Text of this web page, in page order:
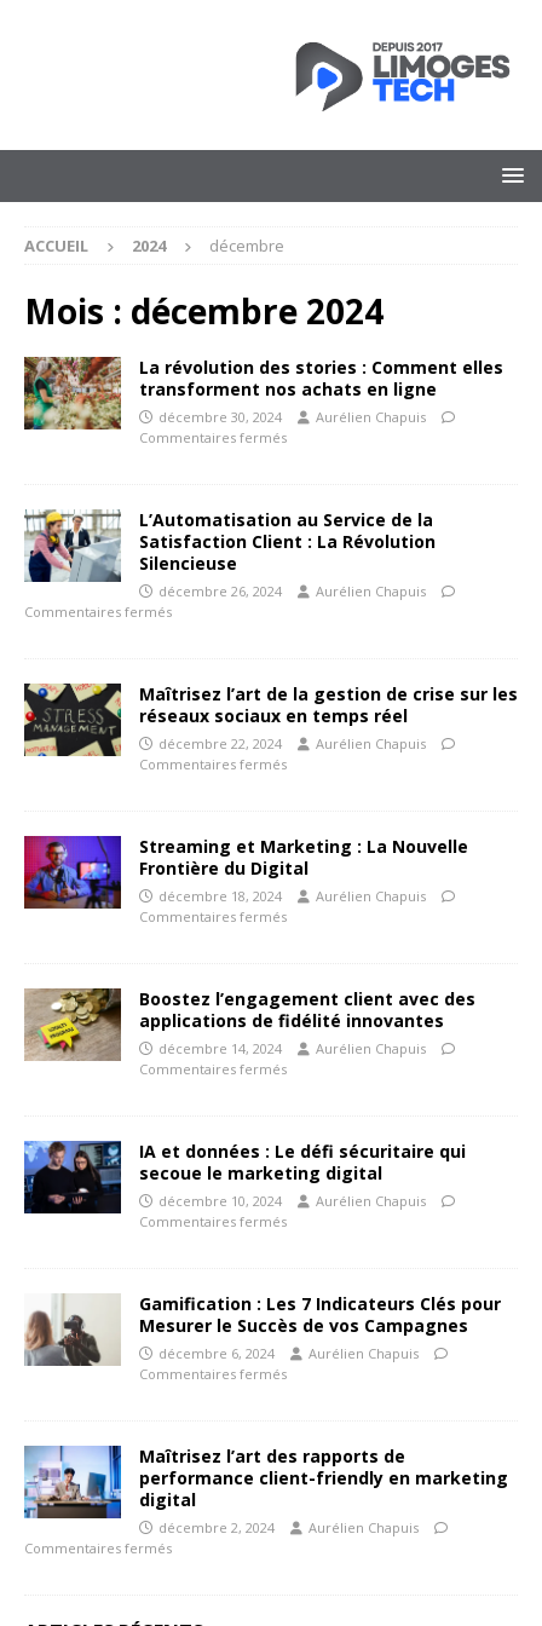
ACCUEIL 2024 décembre
Mois : décembre 2024
La révolution des stories : Comment elles
transforment nos achats en ligne
décembre 30, 2024
Aurélien Chapuis
Commentaires fermés
L’Automatisation au Service de la
Satisfaction Client : La Révolution
Silencieuse
décembre 26, 2024
Aurélien Chapuis
Commentaires fermés
Maîtrisez l’art de la gestion de crise sur les
réseaux sociaux en temps réel
décembre 22, 2024
Aurélien Chapuis
Commentaires fermés
Streaming et Marketing : La Nouvelle
Frontière du Digital
décembre 18, 2024
Aurélien Chapuis
Commentaires fermés
Boostez l’engagement client avec des
applications de fidélité innovantes
décembre 14, 2024
Aurélien Chapuis
Commentaires fermés
IA et données : Le défi sécuritaire qui
secoue le marketing digital
décembre 10, 2024
Aurélien Chapuis
Commentaires fermés
Gamification : Les 7 Indicateurs Clés pour
Mesurer le Succès de vos Campagnes
décembre 6, 2024
Aurélien Chapuis
Commentaires fermés
Maîtrisez l’art des rapports de
performance client-friendly en marketing
digital
décembre 2, 2024
Aurélien Chapuis
Commentaires fermés